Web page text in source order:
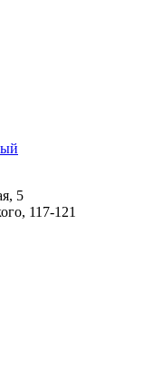
5
117-121